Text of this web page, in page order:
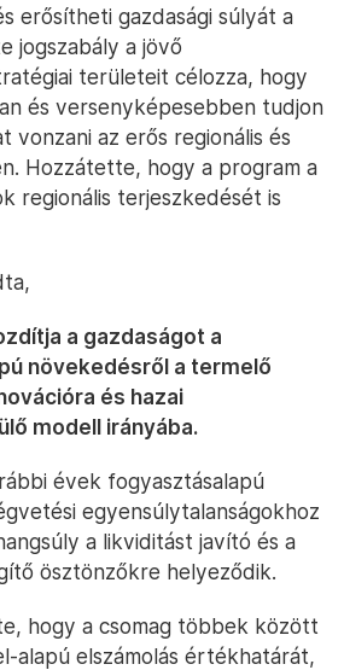
erősítheti gazdasági súlyát a
jogszabály a jövő
területeit célozza, hogy
és versenyképesebben tudjon
vonzani az erős regionális és
Hozzátette, hogy a program a
regionális terjeszkedését is
a gazdaságot a
növekedésről a termelő
és hazai
modell irányába.
évek fogyasztásalapú
egyensúlytalanságokhoz
a likviditást javító és a
ösztönzőkre helyeződik.
hogy a csomag többek között
alapú elszámolás értékhatárát,